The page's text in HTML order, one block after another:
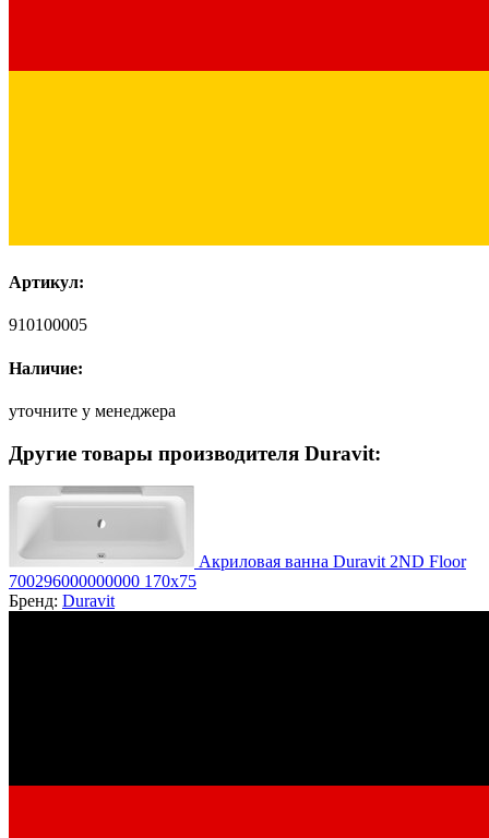
Артикул:
910100005
Наличие:
уточните у менеджера
Другие товары производителя Duravit:
Акриловая ванна Duravit 2ND Floor
700296000000000 170x75
Бренд: Duravit